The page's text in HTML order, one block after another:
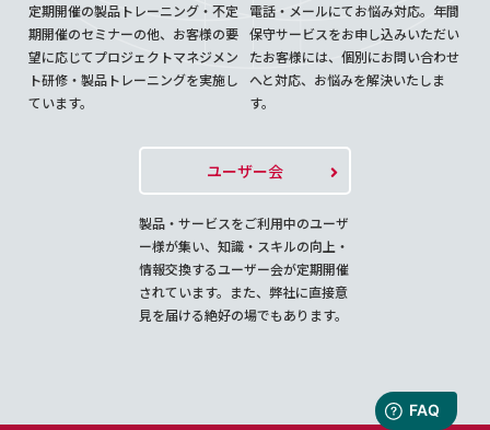
定期開催の製品トレーニング・不定
期開催のセミナーの他、お客様の要
望に応じてプロジェクトマネジメン
ト研修・製品トレーニングを実施し
ています。
電話・メールにてお悩み対応。年間
保守サービスをお申し込みいただい
たお客様には、個別にお問い合わせ
へと対応、お悩みを解決いたしま
す。
ユーザー会
製品・サービスをご利用中のユーザ
ー様が集い、知識・スキルの向上・
情報交換するユーザー会が定期開催
されています。また、弊社に直接意
見を届ける絶好の場でもあります。